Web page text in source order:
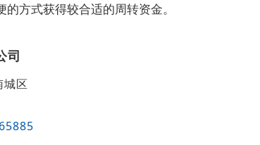
方式获得较合适的周转资金。
司
城区